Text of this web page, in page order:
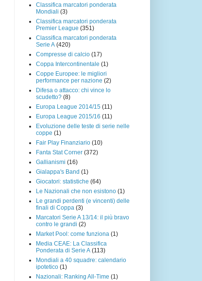
Classifica marcatori ponderata
Mondiali (3)
Classifica marcatori ponderata
Premier League (351)
Classifica marcatori ponderata
Serie A (420)
Compresse di calcio (17)
Coppa Intercontinentale (1)
Coppe Europee: le migliori
performance per nazione (2)
Difesa o attacco: chi vince lo
scudetto? (8)
Europa League 2014/15 (11)
Europa League 2015/16 (11)
Evoluzione delle teste di serie nelle
coppe (1)
Fair Play Finanziario (10)
Fanta Stat Corner (372)
Gallianismi (16)
Gialappa's Band (1)
Giocatori: statistiche (64)
Le Nazionali che non esistono (1)
Le grandi perdenti (e vincenti) delle
finali di Coppa (3)
Marcatori Serie A 13/14: il più bravo
contro le grandi (2)
Market Pool: come funziona (1)
Media CEAE: La Classifica
Ponderata di Serie A (113)
Mondiali a 40 squadre: calendario
ipotetico (1)
Nazionali: Ranking All-Time (1)